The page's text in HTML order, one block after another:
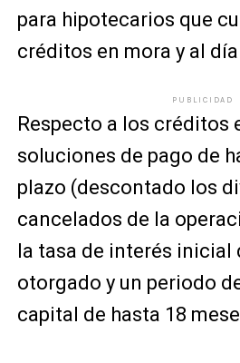
para hipotecarios que
créditos en mora y al
PUBLICIDAD
Respecto a los créditos
soluciones de pago de
plazo (descontado los
cancelados de la
la tasa de interés inicial
otorgado y un periodo
capital de hasta 18